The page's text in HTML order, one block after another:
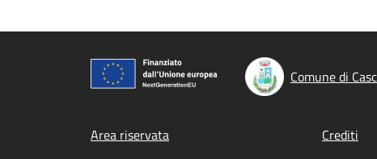
Comune di
Footer menu
Area riservata Crediti